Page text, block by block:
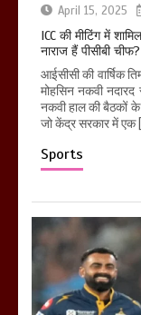
April 15, 2025
ICC की मीटिंग में
नाराज हैं पीसीबी चीफ?
आईसीसी की वार्षिक
मोहसिन नकवी नदारद
नकवी हाल की बैठकों के
जो केंद्र सरकार में एक
Sports